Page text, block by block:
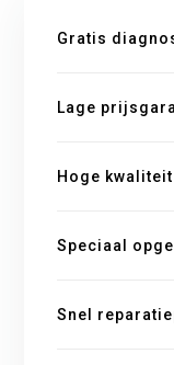
Gratis
Lage
Hoge
Speciaal
Snel